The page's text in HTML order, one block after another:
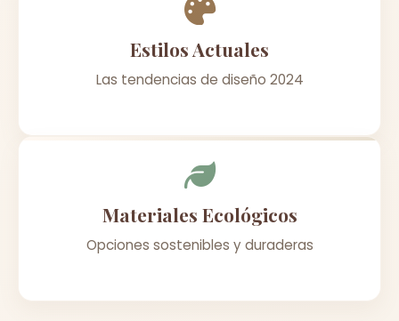
Estilos Actuales
Las tendencias de diseño 2024
Materiales Ecológicos
Opciones sostenibles y duraderas